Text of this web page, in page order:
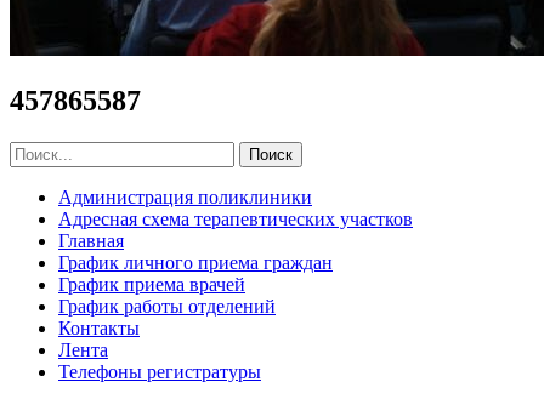
457865587
Администрация поликлиники
Адресная схема терапевтических участков
Главная
График личного приема граждан
График приема врачей
График работы отделений
Контакты
Лента
Телефоны регистратуры